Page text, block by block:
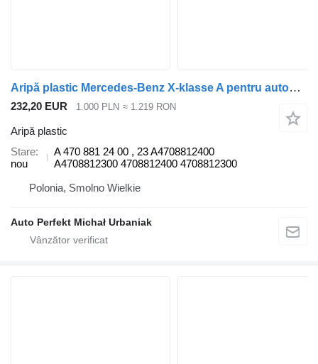
Aripă plastic Mercedes-Benz X-klasse A pentru automobil Mercedes-Benz
232,20 EUR 1.000 PLN ≈ 1.219 RON
Aripă plastic
Stare
nou
A 470 881 24 00 , 23 A4708812400
A4708812300 4708812400 4708812300
Polonia, Smolno Wielkie
Auto Perfekt Michał Urbaniak